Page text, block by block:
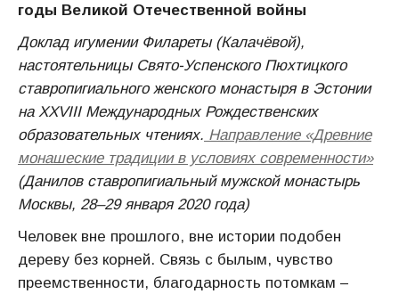
годы Великой Отечественной войны
Доклад игумении Филареты (Калачёвой),
настоятельницы Свято-Успенского Пюхтицкого
ставропигиального женского монастыря в Эстонии
на ХХVIII Международных Рождественских
образовательных чтениях. Направление «Древние
монашеские традиции в условиях современности»
(Данилов ставропигиальный мужской монастырь
Москвы, 28–29 января 2020 года)
Человек вне прошлого, вне истории подобен
дереву без корней. Связь с былым, чувство
преемственности, благодарность потомкам –